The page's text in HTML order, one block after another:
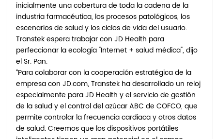
inicialmente una cobertura de toda la cadena de la
industria farmacéutica, los procesos patológicos, los
escenarios de salud y los ciclos de vida del usuario.
Transtek espera trabajar con JD Health para
perfeccionar la ecología "Internet + salud médica", dijo
el Sr. Pan.
“Para colaborar con la cooperación estratégica de la
empresa con JD.com, Transtek ha desarrollado un reloj
especialmente para JD Health y el servicio de gestión
de la salud y el control del azúcar ABC de COFCO, que
permite controlar la frecuencia cardíaca y otros datos
de salud. Creemos que los dispositivos portátiles